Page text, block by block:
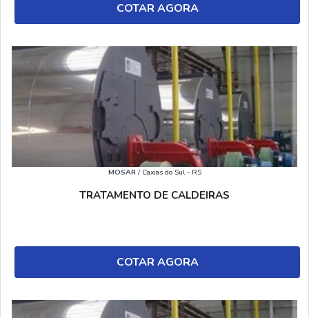
COTAR AGORA
MOSAR/ Caxias do Sul - RS
TRATAMENTO DE CALDEIRAS
COTAR AGORA